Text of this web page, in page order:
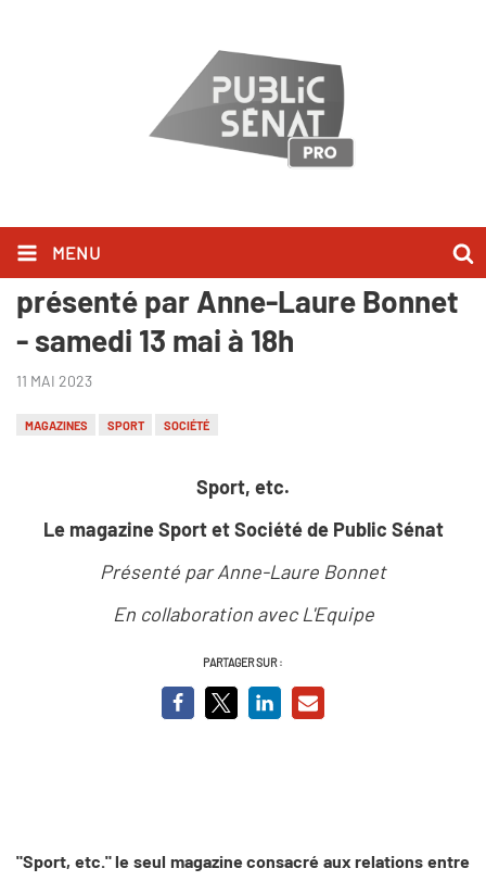
MENU
Nouveau numéro de "Sport, etc.",
présenté par Anne-Laure Bonnet
- samedi 13 mai à 18h
11 MAI 2023
MAGAZINES SPORT SOCIÉTÉ
Sport, etc.
Le magazine Sport et Société de Public Sénat
Présenté par Anne-Laure Bonnet
En collaboration avec L'Equipe
PARTAGER SUR :
"Sport, etc." le seul magazine consacré aux relations entre